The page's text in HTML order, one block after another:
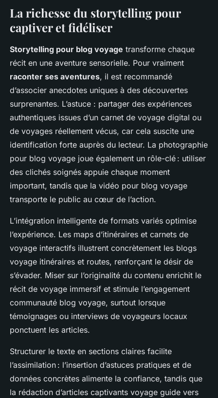
La richesse du storytelling pour
captiver et fidéliser
Storytelling pour blog voyage transforme chaque
récit en une aventure sensorielle. Pour vraiment
raconter ses aventures, il est recommandé
d’associer anecdotes uniques à des découvertes
surprenantes. L’astuce : partager des expériences
authentiques issues d’un carnet de voyage digital ou
de voyages réellement vécus, car cela suscite une
identification forte auprès du lecteur. La photographie
pour blog voyage joue également un rôle-clé : utiliser
des clichés soignés appuie chaque moment
important, tandis que la vidéo pour blog voyage
transporte le public au cœur de l’action.
L’intégration intelligente de formats variés optimise
l’expérience. Les maps d’itinéraires et carnets de
voyage interactifs illustrent concrètement les blogs
voyage itinéraires et routes, renforçant le désir de
s’évader. Miser sur l’originalité du contenu enrichit le
récit de voyage immersif et stimule l’engagement
communauté blog voyage, surtout lorsque
témoignages ou interviews de voyageurs locaux
ponctuent les articles.
Structurer le texte en sections claires facilite
l’assimilation : l’insertion d’astuces pratiques et de
données concrètes alimente la confiance, tandis que
la rédaction d’articles captivants voyage guide vers